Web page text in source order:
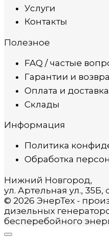
Услуги
Контакты
Полезное
FAQ / частые
Гарантии и
Оплата и доставка
Склады
Информация
Политика
Обработка
Нижний Новгород,
ул. Артельная ул., 35Б,
© 2026 ЭнерТех -
дизельных
бесперебойного